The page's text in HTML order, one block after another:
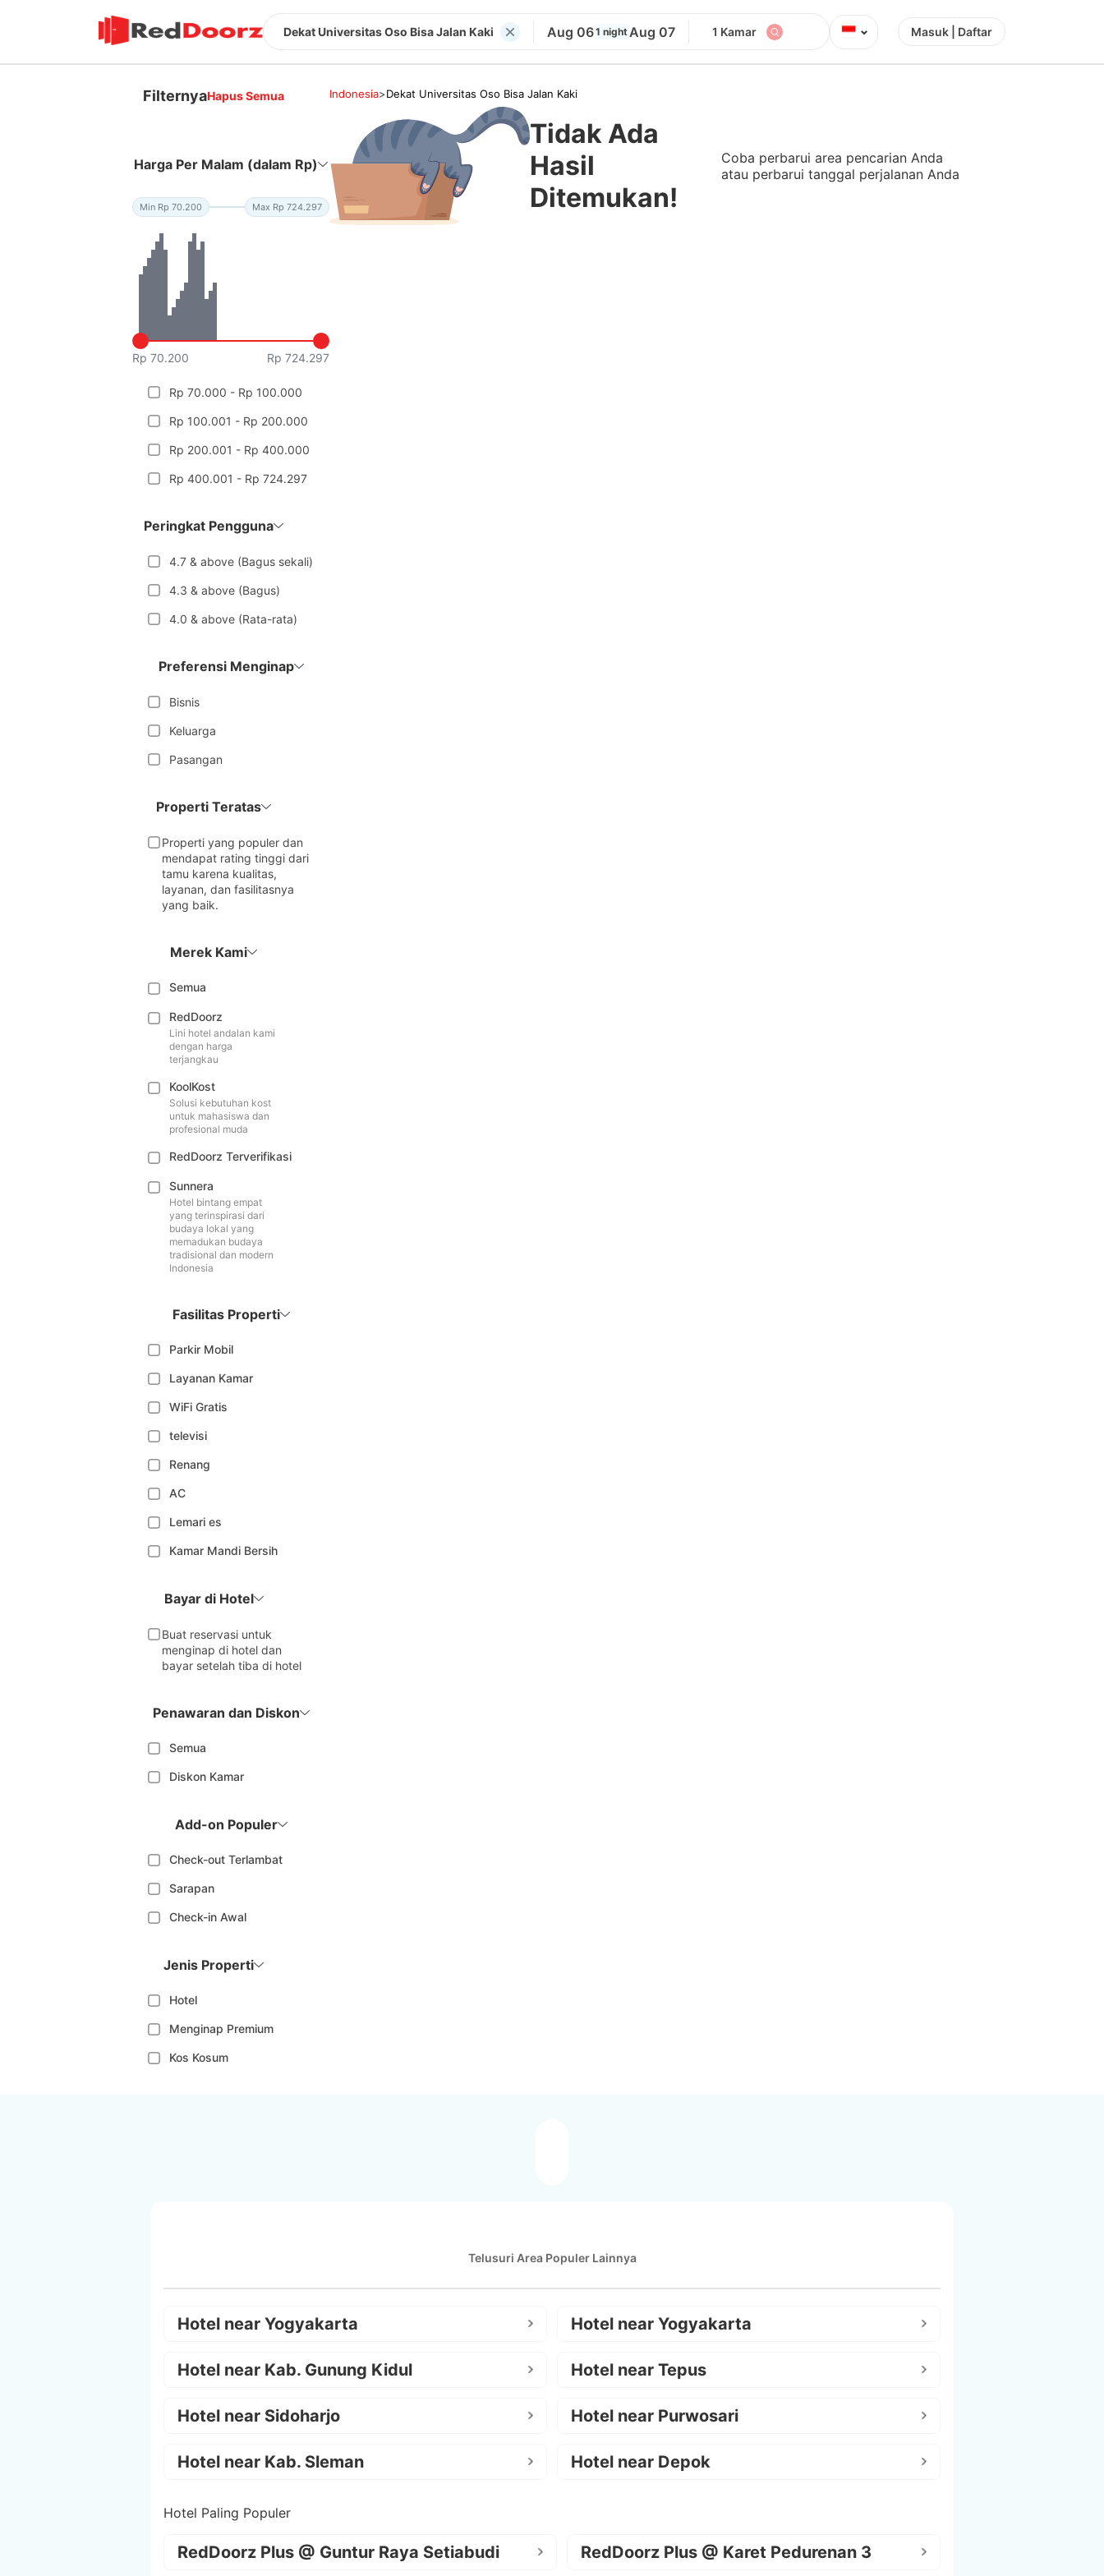
Dekat Universitas Oso Bisa Jalan Kaki Aug 061 night Aug 07 1 Kamar ⌄ Masuk | Daftar
FilternyaHapus Semua
Harga Per Malam (dalam Rp)
Min Rp 70.200 Max Rp 724.297
Rp 70.200 Rp 724.297
Rp 70.000 - Rp 100.000
Rp 100.001 - Rp 200.000
Rp 200.001 - Rp 400.000
Rp 400.001 - Rp 724.297
Peringkat Pengguna
4.7 & above (Bagus sekali)
4.3 & above (Bagus)
4.0 & above (Rata-rata)
Preferensi Menginap
Bisnis
Keluarga
Pasangan
Properti Teratas
Properti yang populer dan
mendapat rating tinggi dari
tamu karena kualitas,
layanan, dan fasilitasnya
yang baik.
Merek Kami
Semua
RedDoorz
Lini hotel andalan kami
dengan harga
terjangkau
KoolKost
Solusi kebutuhan kost
untuk mahasiswa dan
profesional muda
RedDoorz Terverifikasi
Sunnera
Hotel bintang empat
yang terinspirasi dari
budaya lokal yang
memadukan budaya
tradisional dan modern
Indonesia
Fasilitas Properti
Parkir Mobil
Layanan Kamar
WiFi Gratis
televisi
Renang
AC
Lemari es
Kamar Mandi Bersih
Bayar di Hotel
Buat reservasi untuk
menginap di hotel dan
bayar setelah tiba di hotel
Penawaran dan Diskon
Semua
Diskon Kamar
Add-on Populer
Check-out Terlambat
Sarapan
Check-in Awal
Jenis Properti
Hotel
Menginap Premium
Kos Kosum
Indonesia>Dekat Universitas Oso Bisa Jalan Kaki
Tidak Ada
Hasil
Ditemukan!
Coba perbarui area pencarian Anda
atau perbarui tanggal perjalanan Anda
Telusuri Area Populer Lainnya
Hotel near Yogyakarta Hotel near Yogyakarta
Hotel near Kab. Gunung Kidul Hotel near Tepus
Hotel near Sidoharjo Hotel near Purwosari
Hotel near Kab. Sleman Hotel near Depok
Hotel Paling Populer
RedDoorz Plus @ Guntur Raya Setiabudi RedDoorz Plus @ Karet Pedurenan 3